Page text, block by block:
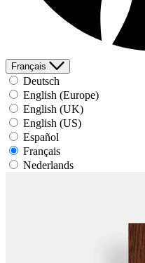
Français
Deutsch
English (Europe)
English (UK)
English (US)
Español
Français
Nederlands